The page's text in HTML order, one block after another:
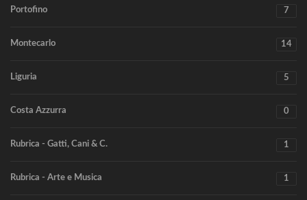
Portofino 7
Montecarlo 14
Liguria 5
Costa Azzurra 0
Rubrica - Gatti, Cani & C. 1
Rubrica - Arte e Musica 1